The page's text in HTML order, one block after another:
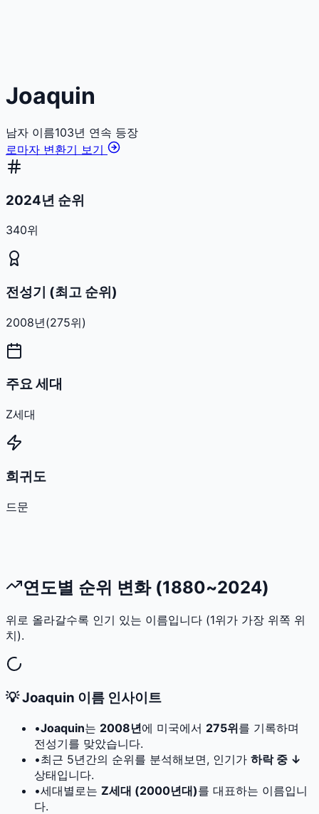
Joaquin
남자 이름103년 연속 등장
로마자 변환기 보기
2024년 순위
340위
전성기 (최고 순위)
2008년(275위)
주요 세대
Z세대
희귀도
드문
연도별 순위 변화 (1880~2024)
위로 올라갈수록 인기 있는 이름입니다 (1위가 가장 위쪽 위
치).
💡Joaquin 이름 인사이트
•Joaquin는 2008년에 미국에서 275위를 기록하며
전성기를 맞았습니다.
•최근 5년간의 순위를 분석해보면, 인기가 하락 중 ↓
상태입니다.
•세대별로는 Z세대 (2000년대)를 대표하는 이름입니
다.